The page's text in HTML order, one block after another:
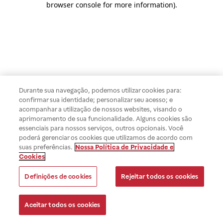
browser console for more information).
Durante sua navegação, podemos utilizar cookies para:
confirmar sua identidade; personalizar seu acesso; e
acompanhar a utilização de nossos websites, visando o
aprimoramento de sua funcionalidade. Alguns cookies são
essenciais para nossos serviços, outros opcionais. Você
poderá gerenciar os cookies que utilizamos de acordo com
suas preferências. Nossa Política de Privacidade e
Cookies
Definições de cookies Rejeitar todos os cookies
Aceitar todos os cookies